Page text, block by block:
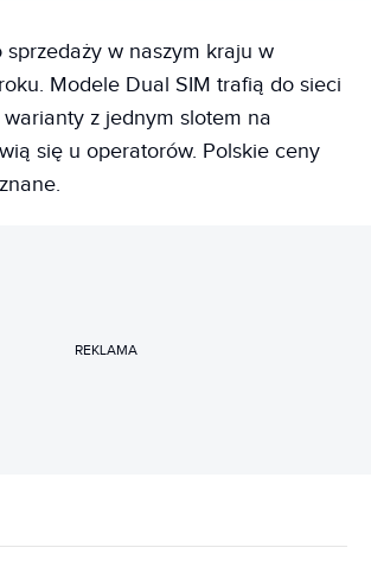
sprzedaży w naszym kraju w
Modele Dual SIM trafią do sieci
z jednym slotem na
się u operatorów. Polskie ceny
REKLAMA